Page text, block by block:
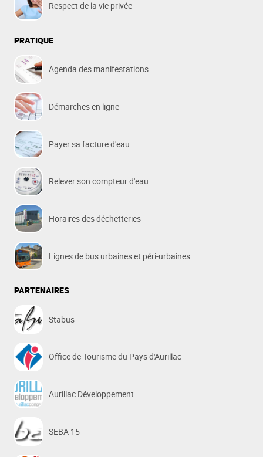
Respect de la vie privée
PRATIQUE
Agenda des manifestations
Démarches en ligne
Payer sa facture d'eau
Relever son compteur d'eau
Horaires des déchetteries
Lignes de bus urbaines et péri-urbaines
PARTENAIRES
Stabus
Office de Tourisme du Pays d'Aurillac
Aurillac Développement
SEBA 15